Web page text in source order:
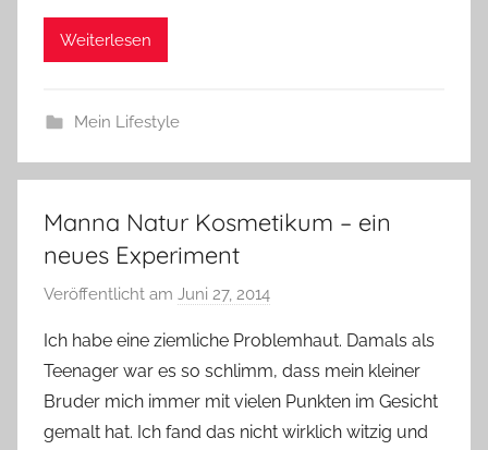
Weiterlesen
Mein Lifestyle
Manna Natur Kosmetikum – ein
neues Experiment
Veröffentlicht am Juni 27, 2014
n
Y
v
o
Ich habe eine ziemliche Problemhaut. Damals als
Teenager war es so schlimm, dass mein kleiner
Bruder mich immer mit vielen Punkten im Gesicht
gemalt hat. Ich fand das nicht wirklich witzig und